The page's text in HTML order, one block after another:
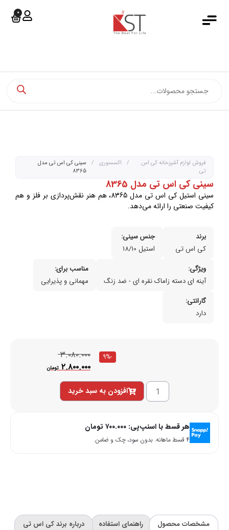
0
دسته بندی محصولات
فروشگاه آنلاین
اخبار کی اس تی
درباره کی اس تی
تماس با ما
فروش لوازم آشپزخانه کی اس
تی
/ اکسسوری /
سینی کی اس تی مدل
8365
سینی کی اس تی مدل 8365
سینی استیل کی اس تی مدل 8365، هم هنر نقش‌پردازی بر فلز و هم
کیفیت صنعتی را ارائه می‌دهد.
برند
کی اس تی
جنس سینی:
استیل 18/10
ویژگی:
آینه ای دسته زاماک نقره ای - ضد زنگ
مناسب برای:
مهمانی و پذیرایی
گارانتی:
دارد
۳.۰۸۰.۰۰۰
۲.۸۰۰.۰۰۰ تومان
-9%
افزودن به سبد خرید
هر قسط با اسنپ‌پی: ۷۰۰.۰۰۰ تومان
۴ قسط ماهانه. بدون سود، چک و ضامن.
مشخصات محصول راهنمای استفاده درباره برند کی اس تی